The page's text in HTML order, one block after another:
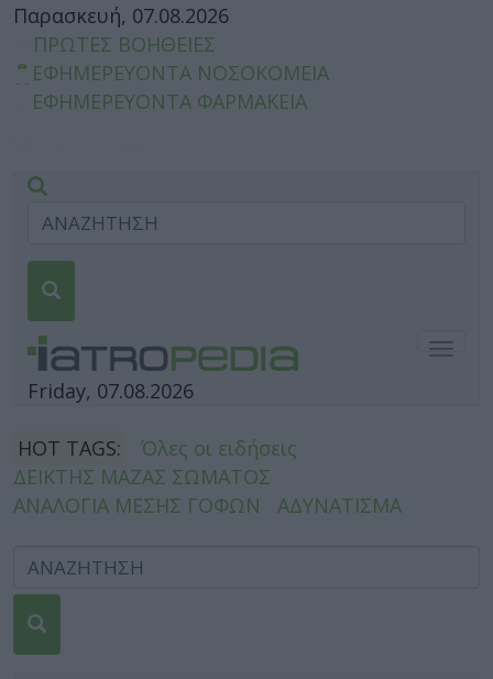
Παρασκευή, 07.08.2026
ΠΡΩΤΕΣ ΒΟΗΘΕΙΕΣ
ΕΦΗΜΕΡΕΥΟΝΤΑ ΝΟΣΟΚΟΜΕΙΑ
ΕΦΗΜΕΡΕΥΟΝΤΑ ΦΑΡΜΑΚΕΙΑ
Friday, 07.08.2026
HOT TAGS:
Όλες οι ειδήσεις
ΔΕΙΚΤΗΣ ΜΑΖΑΣ ΣΩΜΑΤΟΣ
ΑΝΑΛΟΓΙΑ ΜΕΣΗΣ ΓΟΦΩΝ
ΑΔΥΝΑΤΙΣΜΑ